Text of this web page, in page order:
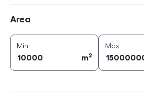
Area
Min
m2
Maxarea (